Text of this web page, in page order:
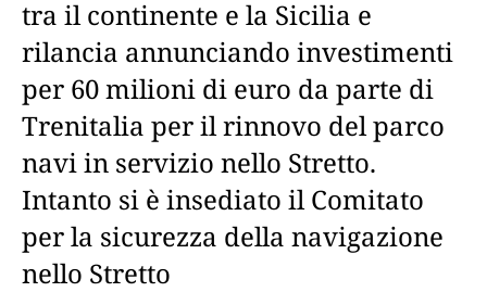
tra il continente e la Sicilia e
rilancia annunciando investimenti
per 60 milioni di euro da parte di
Trenitalia per il rinnovo del parco
navi in servizio nello Stretto.
Intanto si è insediato il Comitato
per la sicurezza della navigazione
nello Stretto